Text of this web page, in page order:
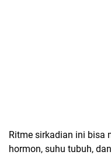
Ritme sirkadian ini bisa
hormon, suhu tubuh,